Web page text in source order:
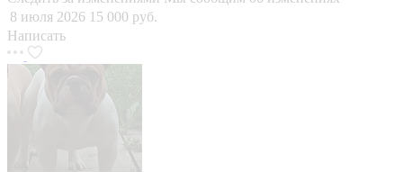
8 июля 2026 15 000 руб.
Написать